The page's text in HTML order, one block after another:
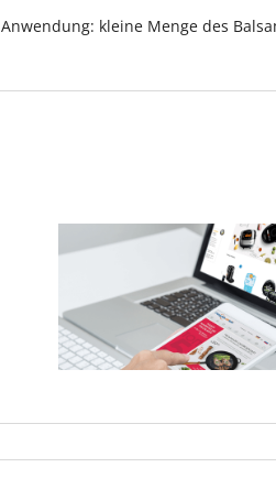
Anwendung: kleine Menge des